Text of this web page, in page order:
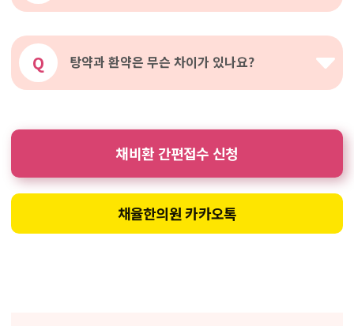
Q 탕약과 환약은 무슨 차이가 있나요?
채비환 간편접수 신청
채율한의원 카카오톡